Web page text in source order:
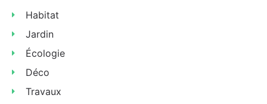
Habitat
Jardin
Écologie
Déco
Travaux